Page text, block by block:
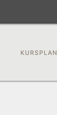
KURSPLAN